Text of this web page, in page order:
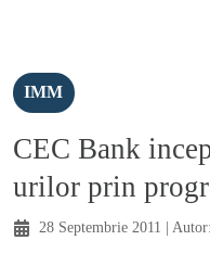
IMM
CEC Bank
urilor prin
28 Septembrie 2011 | Autor: